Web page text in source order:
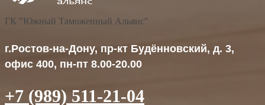
ГК "Южный Таможенный Альянс"
г.Ростов-на-Дону, пр-кт Будённовский, д. 3,
офис 400, пн-пт 8.00-20.00
+7 (989) 511-21-04